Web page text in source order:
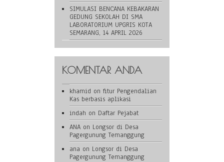
SIMULASI BENCANA KEBAKARAN
GEDUNG SEKOLAH DI SMA
LABORATORIUM UPGRIS KOTA
SEMARANG, 14 APRIL 2026
KOMENTAR ANDA
khamid on fitur Pengendalian
Kas berbasis aplikasi
indah on Daftar Pejabat
ANA on Longsor di Desa
Pagergunung Temanggung
ana on Longsor di Desa
Pagergunung Temanggung